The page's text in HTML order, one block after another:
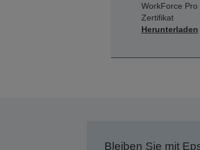
WorkForce Pro
Zertifikat
Herunterladen
Bleiben Sie mit